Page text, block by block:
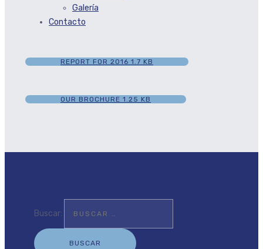
Galería
Contacto
REPORT FOR 2016 1.7 KB
OUR BROCHURE 1.25 KB
Buscar: